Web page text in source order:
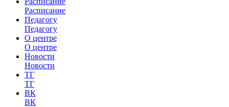
Расписание
Педагогу
Педагогу
О центре
О центре
Новости
Новости
ТГ
ТГ
ВК
ВК